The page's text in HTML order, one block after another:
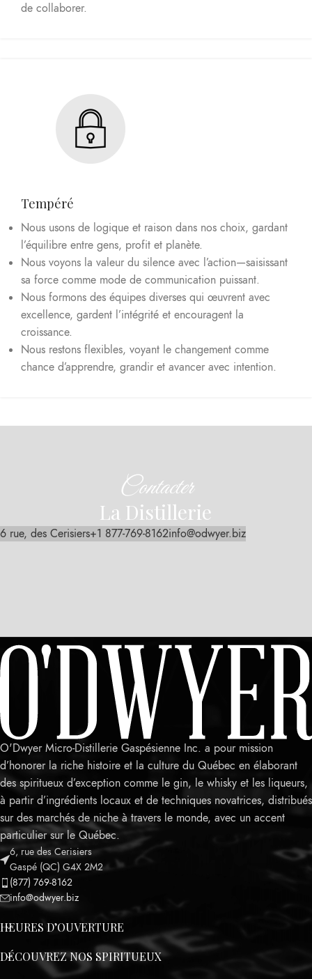
de collaborer.
Tempéré
Nous usons de logique et raison dans nos choix, gardant
l’équilibre entre gens, profit et planète.
Nous voyons la valeur du silence avec l’action—saisissant
sa force comme mode de communication puissant.
Nous formons des équipes diverses qui œuvrent avec
excellence, gardent l’intégrité et encouragent la
croissance.
Nous restons flexibles, voyant le changement comme
chance d’apprendre, grandir et avancer avec intention.
Contacter
La Distillerie
6 rue, des Cerisiers+1 877-769-8162info@odwyer.biz
Leaflet
O'Dwyer Micro-Distillerie Gaspésienne Inc. a pour mission
d’honorer la riche histoire et la culture du Québec en élaborant
des spiritueux d’exception comme le gin, le whisky et les liqueurs,
à partir d’ingrédients locaux et de techniques novatrices, distribués
sur des marchés de niche à travers le monde, avec un accent
particulier sur le Québec.
6, rue des Cerisiers
Gaspé (QC) G4X 2M2
(877) 769-8162
info@odwyer.biz
HEURES D’OUVERTURE
DÉCOUVREZ NOS SPIRITUEUX